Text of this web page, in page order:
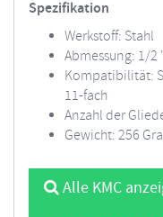
Spezifikation
Werkstoff: Stahl
Abmessung: 1/2
Kompatibilität:
11-fach
Anzahl der
Gewicht: 256
Alle KMC